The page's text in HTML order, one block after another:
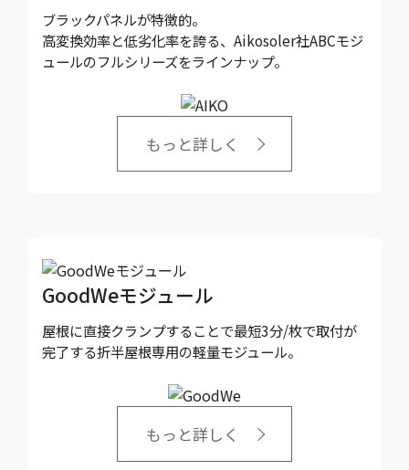
ブラックパネルが特徴的。
高変換効率と低劣化率を誇る、Aikosoler社ABCモジ
ュールのフルシリーズをラインナップ。
もっと詳しく
GoodWeモジュール
屋根に直接クランプすることで最短3分/枚で取付が
完了する折半屋根専用の軽量モジュール。
もっと詳しく